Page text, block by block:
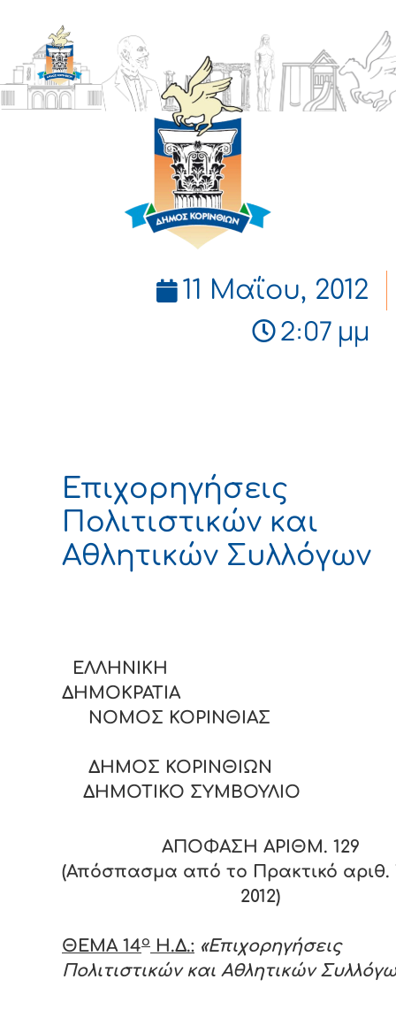
ΔΗΜΟΣ
ΚΟΡΙΝΘΙΩΝ
11 Μαΐου, 2012
2:07 μμ
Επιχορηγήσεις
Πολιτιστικών και
Αθλητικών Συλλόγων
ΕΛΛΗΝΙΚΗ
ΝΟΜΟΣ ΚΟΡΙΝΘΙΑΣ
ΔΗΜΟΣ ΚΟΡΙΝΘΙΩΝ
ΔΗΜΟΤΙΚΟ ΣΥΜΒΟΥΛΙΟ
ΑΠΟΦΑΣΗ ΑΡΙΘΜ. 129
(Απόσπασμα από το Πρακτικό αριθ.
2012)
ΘΕΜΑ 14ο Η.Δ.: «Επιχορηγήσεις
Πολιτιστικών και Αθλητικών